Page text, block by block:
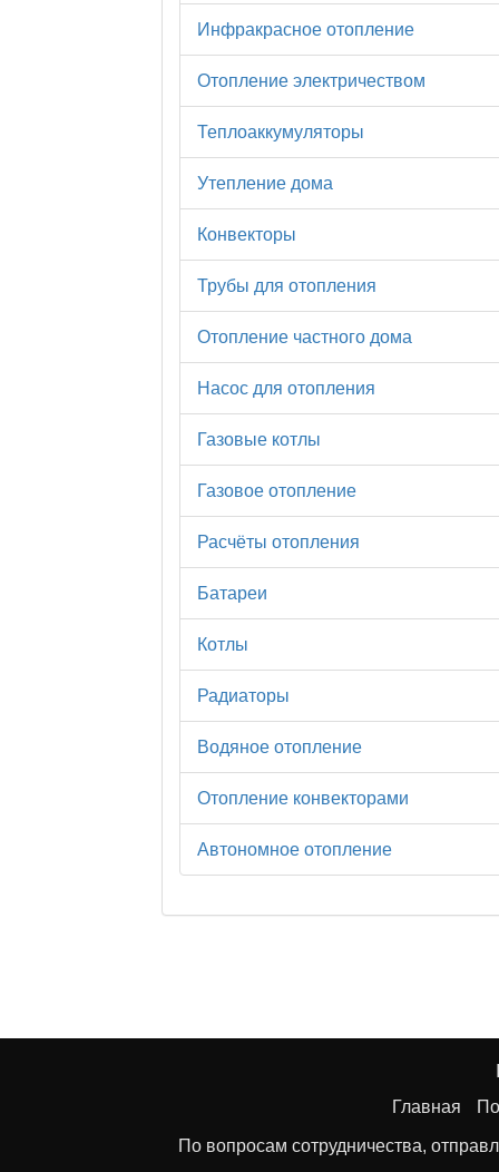
Инфракрасное отопление
Отопление электричеством
Теплоаккумуляторы
Утепление дома
Конвекторы
Трубы для отопления
Отопление частного дома
Насос для отопления
Газовые котлы
Газовое отопление
Расчёты отопления
Батареи
Котлы
Радиаторы
Водяное отопление
Отопление конвекторами
Автономное отопление
Главная
По вопросам сотрудничества,